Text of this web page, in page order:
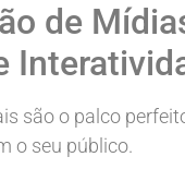
de
são o palco
o seu público.